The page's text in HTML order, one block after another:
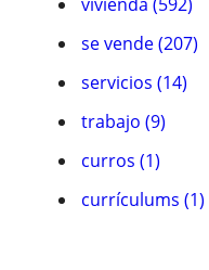
se vende (207)
servicios (14)
trabajo (9)
curros (1)
currículums (1)